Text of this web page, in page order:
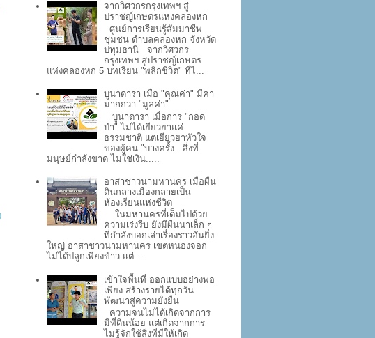
จากวิศวกรกรุงเทพฯ สู่
ปราชญ์เกษตรแห่งคลองหก
ศูนย์การเรียนรู้สัมมาชีพ
ชุมชน ตำบลคลองหก จังหวัด
ปทุมธานี จากวิศวกร
กรุงเทพฯ สู่ปราชญ์เกษตร
แห่งคลองหก 5 บทเรียน "พลิกชีวิต" ที่ไ...
บูนาดารา เมื่อ "คุณค่า" มีค่า
มากกว่า "มูลค่า"
บูนาดารา เมื่อการ "กอด
ป่า" ไม่ได้เยียวยาแค่
ธรรมชาติ แต่เยียวยาหัวใจ
ของผู้คน "บางครั้ง...สิ่งที่
มนุษย์กำลังขาด ไม่ใช่เงิน.....
อาสาชาวนามหานคร เมื่อผืน
ดินกลางเมืองกลายเป็น
ห้องเรียนแห่งชีวิต
ในมหานครที่เต็มไปด้วย
ความเร่งรีบ ยังมีผืนนาเล็ก ๆ
ที่กำลังบอกเล่าเรื่องราวอันยิ่ง
ใหญ่ อาสาชาวนามหานคร เขตหนองจอก
ไม่ได้ปลูกเพียงข้าว แต่...
เข้าใจพื้นที่ ออกแบบอย่างพอ
เพียง สร้างรายได้ทุกวัน
พัฒนาสู่ความยั่งยืน
ความจนไม่ได้เกิดจากการ
มีที่ดินน้อย แต่เกิดจากการ
ไม่รู้จักใช้สิ่งที่มีให้เกิด